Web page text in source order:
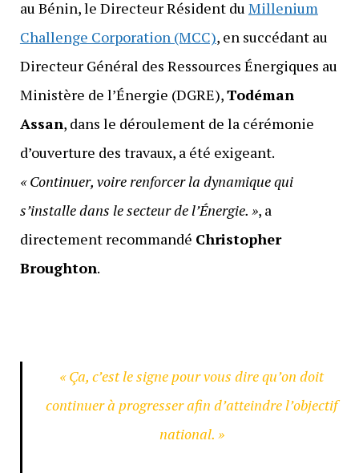
au Bénin, le Directeur Résident du Millenium
Challenge Corporation (MCC), en succédant au
Directeur Général des Ressources Énergiques au
Ministère de l’Énergie (DGRE),Todéman
Assan, dans le déroulement de la cérémonie
d’ouverture des travaux, a été exigeant.
« Continuer, voire renforcer la dynamique qui
s’installe dans le secteur de l’Énergie. », a
directement recommandé Christopher
Broughton.
« Ça, c’est le signe pour vous dire qu’on doit
continuer à progresser afin d’atteindre l’objectif
national. »